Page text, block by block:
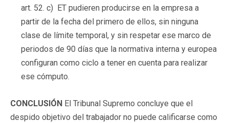
art. 52. c) ET pudieren producirse en la empresa a
partir de la fecha del primero de ellos, sin ninguna
clase de límite temporal, y sin respetar ese marco de
periodos de 90 días que la normativa interna y europea
configuran como ciclo a tener en cuenta para realizar
ese cómputo.
CONCLUSIÓN El Tribunal Supremo concluye que el
despido objetivo del trabajador no puede calificarse como